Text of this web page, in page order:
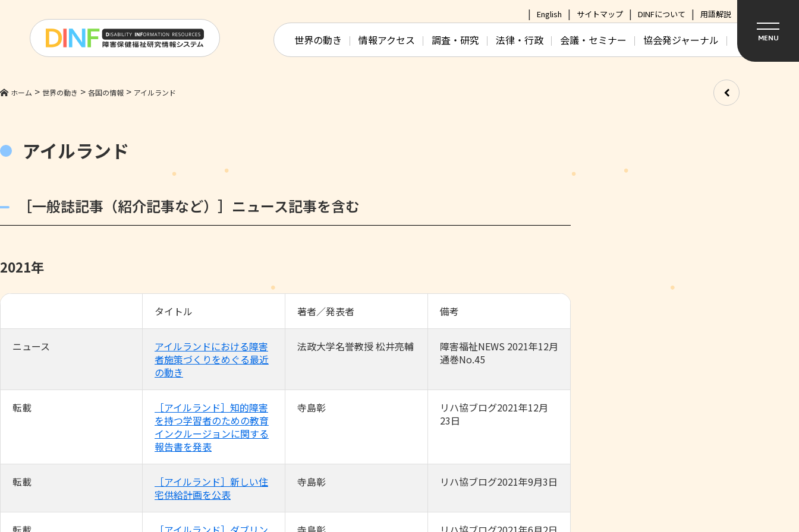
English サイトマップ DINFについて 用語解説
世界の動き 情報アクセス 調査・研究 法律・行政 会議・セミナー 協会発ジャーナル MENU
ホーム > 世界の動き > 各国の情報 > アイルランド
アイルランド
［一般誌記事（紹介記事など）］ニュース記事を含む
2021年
タイトル 著者／発表者 備考
ニュース
アイルランドにおける障害
者施策づくりをめぐる最近
の動き
法政大学名誉教授 松井亮輔
障害福祉NEWS 2021年12月
通巻No.45
転載
［アイルランド］知的障害
を持つ学習者のための教育
インクルージョンに関する
報告書を発表
寺島彰
リハ協ブログ2021年12月
23日
転載
［アイルランド］新しい住
宅供給計画を公表
寺島彰 リハ協ブログ2021年9月3日